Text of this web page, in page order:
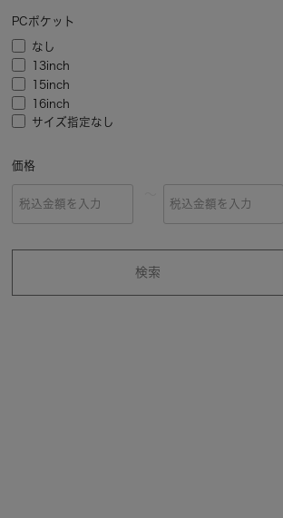
PCポケット
なし
13inch
15inch
16inch
サイズ指定なし
価格
検索